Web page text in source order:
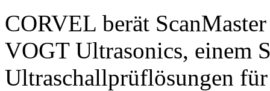
CORVEL berät
VOGT Ultrasonics, einem
Ultraschallprüflösungen